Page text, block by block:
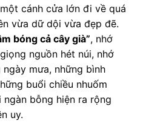
cánh cửa lớn đi về quá
vừa dữ dội vừa đẹp đẽ.
bóng cả cây già”, nhớ
nguồn hét núi, nhớ
mưa, những bình
buổi chiều nhuốm
bỗng hiện ra rộng
uy.